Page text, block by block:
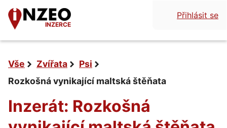
INZERCE
Přihlásit se
Vše Zvířata
Psi
Rozkošná vynikající maltská štěňata
Inzerát: Rozkošná